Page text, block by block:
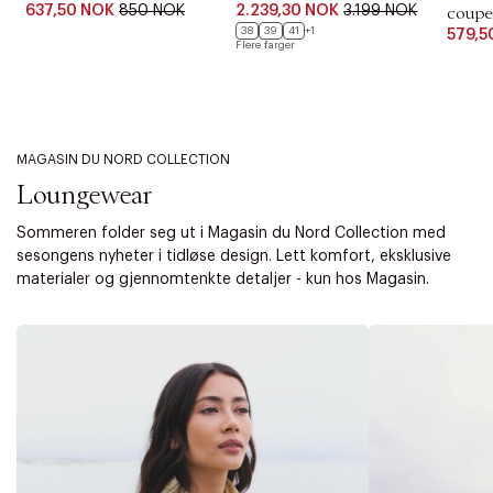
637,50 NOK 850 NOK 2.239,30 NOK 3.199 NOK
38 39 41
+1
Flere farger
MAGASIN DU NORD COLLECTION
Loungewear
Sommeren folder seg ut i Magasin du Nord Collection med
sesongens nyheter i tidløse design. Lett komfort, eksklusive
materialer og gjennomtenkte detaljer - kun hos Magasin.